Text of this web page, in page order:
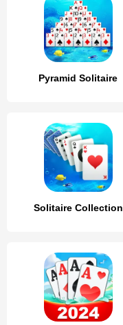
Pyramid Solitaire
Solitaire Collection